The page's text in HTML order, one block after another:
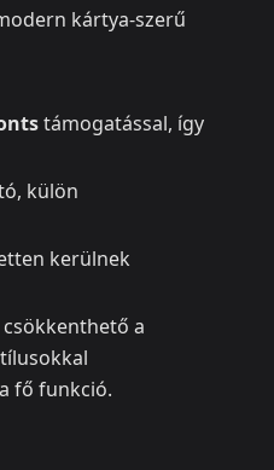
kártya-szerű
támogatással, így
külön
kerülnek
a
fő funkció.